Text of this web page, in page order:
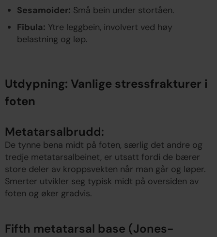
Sesamoider: Små bein under stortåen.
Fibula: Ytre leggbein, involvert ved høy
belastning og løp.
Utdypning: Vanlige stressfrakturer i
foten
Metatarsalbrudd:
De tynne bena midt på foten, særlig det andre og
tredje metatarsalbeinet, er utsatt fordi de bærer
store deler av kroppsvekten når man går og løper.
Smerter utvikler seg typisk midt på oversiden av
foten og øker gradvis.
Fifth metatarsal base (Jones-